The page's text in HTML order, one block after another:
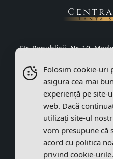
Tanța
Str. Republicii, Nr. 10,
+40 733
Politica de
Politica
Folosim cookie-uri
asigura cea mai
experiență pe site-
web. Dacă
utilizați site-ul
vom presupune că
acord cu politica
privind cookie-urile.